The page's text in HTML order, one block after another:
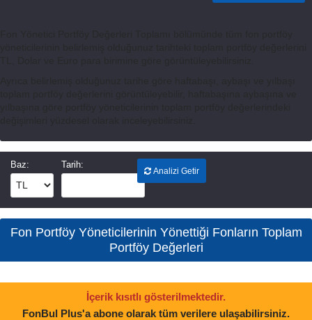
Baz: Tarih:
Analizi Getir
Fon Portföy Yöneticilerinin Yönettiği Fonların Toplam
Portföy Değerleri
İçerik kısıtlı gösterilmektedir.
FonBul Plus'a abone olarak tüm verilere ulaşabilirsiniz.